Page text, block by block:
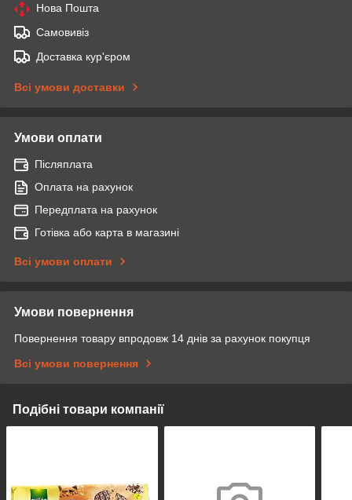
Нова Пошта
Самовивіз
Доставка кур'єром
Всі умови доставки
Умови оплати
Післяплата
Оплата на рахунок
Передплата на рахунок
Готівка або карта в магазині
Всі умови оплати
Умови повернення
Повернення товару впродовж 14 днів за рахунок покупця
Всі умови повернення
Подібні товари компанії